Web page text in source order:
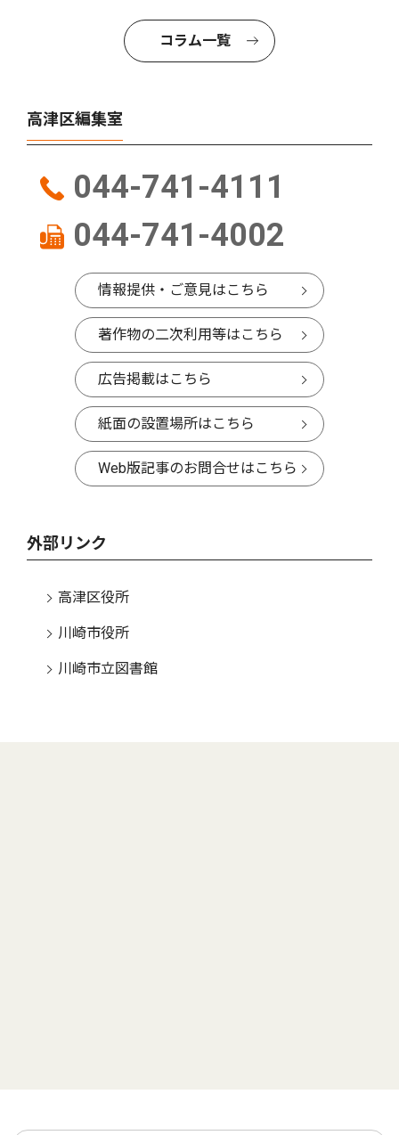
コラム一覧
高津区編集室
044-741-4111
044-741-4002
情報提供・ご意見はこちら
著作物の二次利用等はこちら
広告掲載はこちら
紙面の設置場所はこちら
Web版記事のお問合せはこちら
外部リンク
高津区役所
川崎市役所
川崎市立図書館